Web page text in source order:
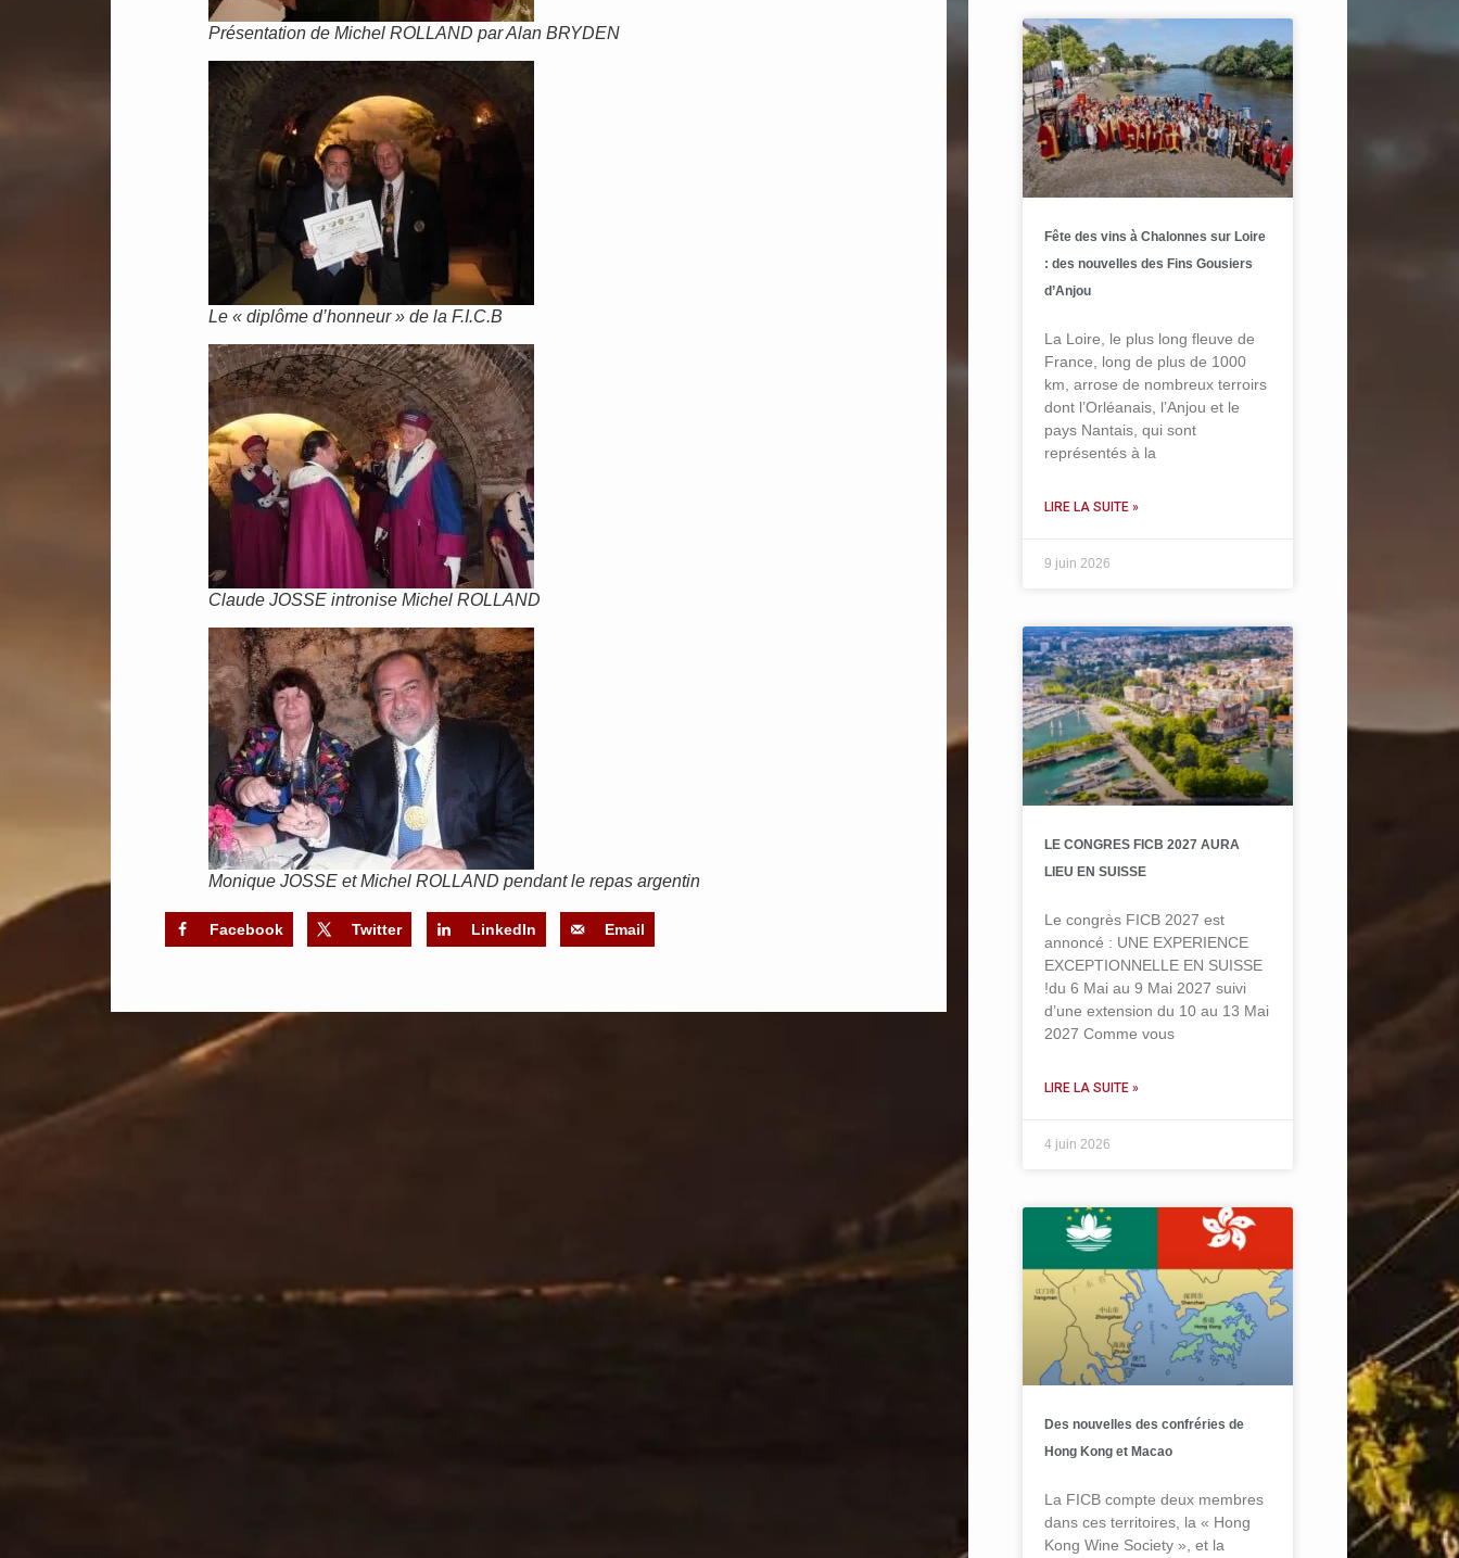
Présentation de Michel ROLLAND par Alan BRYDEN
Le « diplôme d’honneur » de la F.I.C.B
Claude JOSSE intronise Michel ROLLAND
Monique JOSSE et Michel ROLLAND pendant le repas argentin
Facebook Twitter LinkedIn Email
Fête des vins à Chalonnes sur Loire
: des nouvelles des Fins Gousiers
d’Anjou
La Loire, le plus long fleuve de
France, long de plus de 1000
km, arrose de nombreux terroirs
dont l’Orléanais, l’Anjou et le
pays Nantais, qui sont
représentés à la
LIRE LA SUITE »
9 juin 2026
LE CONGRES FICB 2027 AURA
LIEU EN SUISSE
Le congrès FICB 2027 est
annoncé : UNE EXPERIENCE
EXCEPTIONNELLE EN SUISSE
!du 6 Mai au 9 Mai 2027 suivi
d’une extension du 10 au 13 Mai
2027 Comme vous
LIRE LA SUITE »
4 juin 2026
Des nouvelles des confréries de
Hong Kong et Macao
La FICB compte deux membres
dans ces territoires, la « Hong
Kong Wine Society », et la